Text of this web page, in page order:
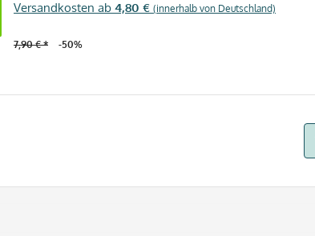
Versandkosten ab 4,80 € (innerhalb von Deutschland)
7,90 € * -50%